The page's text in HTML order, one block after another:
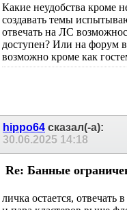
Какие неудобства кроме
создавать темы
отвечать на ЛС
доступен? Или на форум
возможно кроме как
hippo64 сказал(-а):
30.06.2025 14:18
Re: Банные
личка остается, отвечать